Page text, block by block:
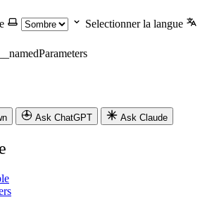
Selectionner la langue
__namedParameters
Ask ChatGPT Ask Claude